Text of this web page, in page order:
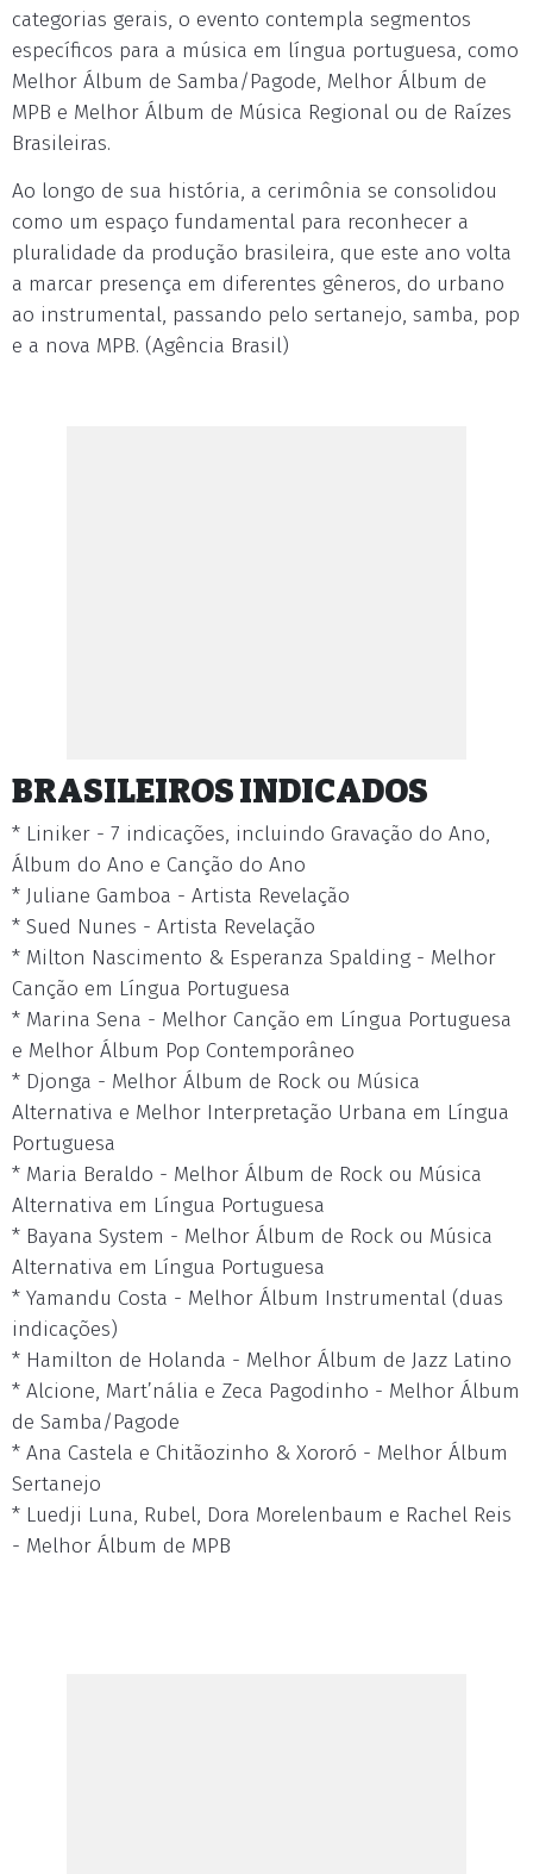
categorias gerais, o evento contempla segmentos
específicos para a música em língua portuguesa, como
Melhor Álbum de Samba/Pagode, Melhor Álbum de
MPB e Melhor Álbum de Música Regional ou de Raízes
Brasileiras.
Ao longo de sua história, a cerimônia se consolidou
como um espaço fundamental para reconhecer a
pluralidade da produção brasileira, que este ano volta
a marcar presença em diferentes gêneros, do urbano
ao instrumental, passando pelo sertanejo, samba, pop
e a nova MPB. (Agência Brasil)
BRASILEIROS INDICADOS
* Liniker - 7 indicações, incluindo Gravação do Ano,
Álbum do Ano e Canção do Ano
* Juliane Gamboa - Artista Revelação
* Sued Nunes - Artista Revelação
* Milton Nascimento & Esperanza Spalding - Melhor
Canção em Língua Portuguesa
* Marina Sena - Melhor Canção em Língua Portuguesa
e Melhor Álbum Pop Contemporâneo
* Djonga - Melhor Álbum de Rock ou Música
Alternativa e Melhor Interpretação Urbana em Língua
Portuguesa
* Maria Beraldo - Melhor Álbum de Rock ou Música
Alternativa em Língua Portuguesa
* Bayana System - Melhor Álbum de Rock ou Música
Alternativa em Língua Portuguesa
* Yamandu Costa - Melhor Álbum Instrumental (duas
indicações)
* Hamilton de Holanda - Melhor Álbum de Jazz Latino
* Alcione, Mart’nália e Zeca Pagodinho - Melhor Álbum
de Samba/Pagode
* Ana Castela e Chitãozinho & Xororó - Melhor Álbum
Sertanejo
* Luedji Luna, Rubel, Dora Morelenbaum e Rachel Reis
- Melhor Álbum de MPB